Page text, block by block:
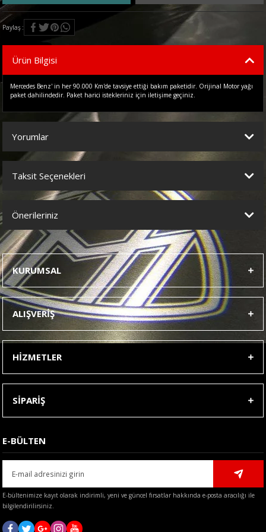
Paylaş
Ürün Bilgisi
Mercedes Benz' in her 90.000 Km'de tavsiye ettiği bakım paketidir. Orijinal Motor yağı
paket dahilindedir. Paket harici istekleriniz için iletişime geçiniz.
Yorumlar
Bu ürüne ilk yorumu siz yapın!
Taksit Seçenekleri
Önerileriniz
Bu ürünün fiyat bilgisi, resim, ürün açıklamalarında ve diğer
konularda yetersiz gördüğünüz noktaları öneri formunu kullanarak
tarafımıza iletebilirsiniz.
Görüş ve önerileriniz için teşekkür ederiz.
Ürün resmi kalitesiz, bozuk veya görüntülenemiyor.
Ürün açıklamasında eksik bilgiler bulunuyor.
Ürün bilgilerinde hatalar bulunuyor.
Ürün fiyatı diğer sitelerden daha pahalı.
Bu ürüne benzer farklı alternatifler olmalı.
Gönder
KURUMSAL
ALIŞVERİŞ
HİZMETLER
SİPARİŞ
E-BÜLTEN
E-bültenimize kayıt olarak indirimli, yeni ve güncel fırsatlar hakkında e-posta aracılığı ile
bilgilendirilirsiniz.